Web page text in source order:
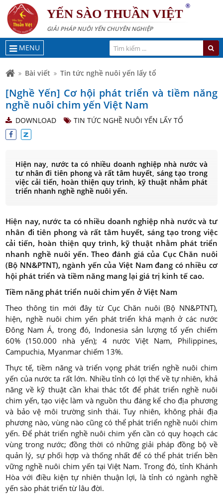
YẾN SÀO THUẦN VIỆT
®
GIẢI PHÁP NUÔI YẾN CHUYÊN NGHIỆP
MENU
Bài viết Tin tức nghề nuôi yến lấy tổ
[Nghề Yến] Cơ hội phát triển và tiềm năng
nghề nuôi chim yến Việt Nam
DOWNLOAD TIN TỨC NGHỀ NUÔI YẾN LẤY TỔ
Hiện nay, nước ta có nhiều doanh nghiệp nhà nước và
tư nhân đi tiên phong và rất tâm huyết, sáng tạo trong
việc cải tiến, hoàn thiện quy trình, kỹ thuật nhằm phát
triển nhanh nghề nghề nuôi yến.
Hiện nay, nước ta có nhiều doanh nghiệp nhà nước và tư
nhân đi tiên phong và rất tâm huyết, sáng tạo trong việc
cải tiến, hoàn thiện quy trình, kỹ thuật nhằm phát triển
nhanh nghề nuôi yến. Theo đánh giá của Cục Chăn nuôi
(Bộ NN&PTNT), ngành yến của Việt Nam đang có nhiều cơ
hội phát triển và tiềm năng mang lại giá trị kinh tế cao.
Tiềm năng phát triển nuôi chim yến ở Việt Nam
Theo thông tin mới đây từ Cục Chăn nuôi (Bộ NN&PTNT),
hiện, nghề nuôi chim yến phát triển khá mạnh ở các nước
Đông Nam Á, trong đó, Indonesia sản lượng tổ yến chiếm
60% (150.000 nhà yến); 4 nước Việt Nam, Philippines,
Campuchia, Myanmar chiếm 13%.
Thực tế, tiềm năng và triển vọng phát triển nghề nuôi chim
yến của nước ta rất lớn. Nhiều tỉnh có lợi thế về tự nhiên, khả
năng về kỹ thuật cần khai thác tốt để phát triển nghề nuôi
chim yến, tạo việc làm và nguồn thu đáng kể cho địa phương
và bảo vệ môi trường sinh thái. Tuy nhiên, không phải địa
phương nào, vùng nào cũng có thể phát triển nghề nuôi chim
yến. Để phát triển nghề nuôi chim yến cần có quy hoạch các
vùng trong nước; đồng thời có những giải pháp đồng bộ về
quản lý, sự phối hợp và thống nhất để có thể phát triển bền
vững nghề nuôi chim yến tại Việt Nam. Trong đó, tỉnh Khánh
Hòa với điều kiện tự nhiên thuận lợi, là tỉnh có ngành nghề
yến sào phát triển từ lâu đời.